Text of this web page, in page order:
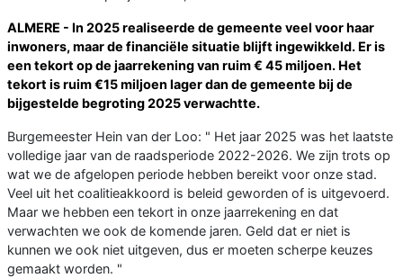
ALMERE - In 2025 realiseerde de gemeente veel voor haar
inwoners, maar de financiële situatie blijft ingewikkeld. Er is
een tekort op de jaarrekening van ruim € 45 miljoen. Het
tekort is ruim €15 miljoen lager dan de gemeente bij de
bijgestelde begroting 2025 verwachtte.
Burgemeester Hein van der Loo: " Het jaar 2025 was het laatste
volledige jaar van de raadsperiode 2022-2026. We zijn trots op
wat we de afgelopen periode hebben bereikt voor onze stad.
Veel uit het coalitieakkoord is beleid geworden of is uitgevoerd.
Maar we hebben een tekort in onze jaarrekening en dat
verwachten we ook de komende jaren. Geld dat er niet is
kunnen we ook niet uitgeven, dus er moeten scherpe keuzes
gemaakt worden. "